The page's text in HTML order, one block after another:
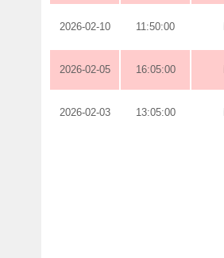
2026-02-10 11:50:00
2026-02-05 16:05:00
2026-02-03 13:05:00